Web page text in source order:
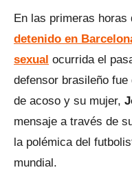
En las primeras horas
detenido en
sexual ocurrida el
defensor brasileño
de acoso y su mujer,
mensaje a través de
la polémica del
mundial.